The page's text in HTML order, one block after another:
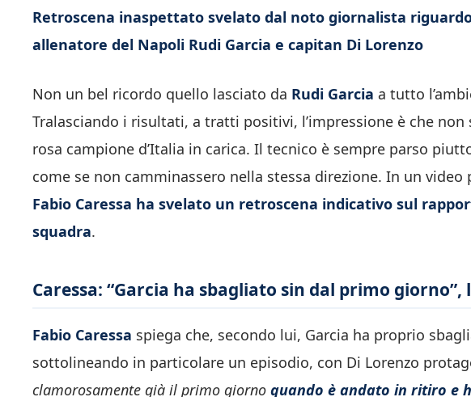
Retroscena inaspettato svelato dal noto giornalista
allenatore del Napoli Rudi Garcia e capitan Di Lorenzo
Non un bel ricordo quello lasciato da Rudi Garcia a tutto
Tralasciando i risultati, a tratti positivi, l’impressione è che
rosa campione d’Italia in carica. Il tecnico è sempre parso
come se non camminassero nella stessa direzione. In un
Fabio Caressa ha svelato un retroscena indicativo sul
squadra.
Caressa: “Garcia ha sbagliato sin dal primo
Fabio Caressa spiega che, secondo lui, Garcia ha proprio
sottolineando in particolare un episodio, con Di Lorenzo
clamorosamente già il primo giorno quando è andato in ritiro e